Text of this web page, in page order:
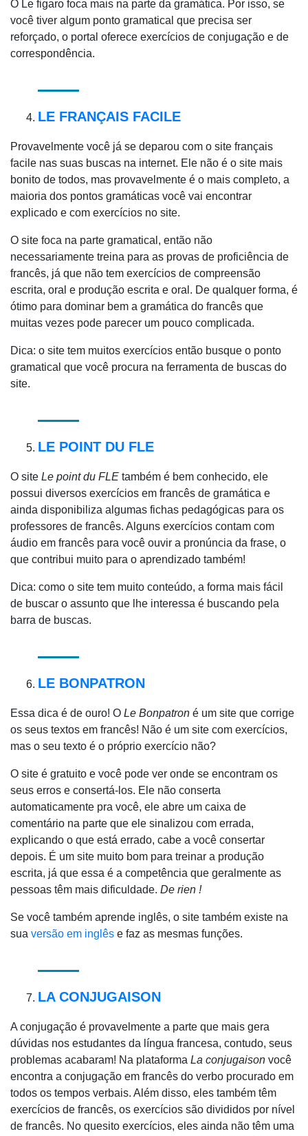
O Le figaro foca mais na parte da gramática. Por isso, se
você tiver algum ponto gramatical que precisa ser
reforçado, o portal oferece exercícios de conjugação e de
correspondência.
LE FRANÇAIS FACILE
Provavelmente você já se deparou com o site français
facile nas suas buscas na internet. Ele não é o site mais
bonito de todos, mas provavelmente é o mais completo, a
maioria dos pontos gramáticas você vai encontrar
explicado e com exercícios no site.
O site foca na parte gramatical, então não
necessariamente treina para as provas de proficiência de
francês, já que não tem exercícios de compreensão
escrita, oral e produção escrita e oral. De qualquer forma, é
ótimo para dominar bem a gramática do francês que
muitas vezes pode parecer um pouco complicada.
Dica: o site tem muitos exercícios então busque o ponto
gramatical que você procura na ferramenta de buscas do
site.
LE POINT DU FLE
O site Le point du FLE também é bem conhecido, ele
possui diversos exercícios em francês de gramática e
ainda disponibiliza algumas fichas pedagógicas para os
professores de francês. Alguns exercícios contam com
áudio em francês para você ouvir a pronúncia da frase, o
que contribui muito para o aprendizado também!
Dica: como o site tem muito conteúdo, a forma mais fácil
de buscar o assunto que lhe interessa é buscando pela
barra de buscas.
LE BONPATRON
Essa dica é de ouro! O Le Bonpatron é um site que corrige
os seus textos em francês! Não é um site com exercícios,
mas o seu texto é o próprio exercício não?
O site é gratuito e você pode ver onde se encontram os
seus erros e consertá-los. Ele não conserta
automaticamente pra você, ele abre um caixa de
comentário na parte que ele sinalizou com errada,
explicando o que está errado, cabe a você consertar
depois. É um site muito bom para treinar a produção
escrita, já que essa é a competência que geralmente as
pessoas têm mais dificuldade. De rien !
Se você também aprende inglês, o site também existe na
sua versão em inglês e faz as mesmas funções.
LA CONJUGAISON
A conjugação é provavelmente a parte que mais gera
dúvidas nos estudantes da língua francesa, contudo, seus
problemas acabaram! Na plataforma La conjugaison você
encontra a conjugação em francês do verbo procurado em
todos os tempos verbais. Além disso, eles também têm
exercícios de francês, os exercícios são divididos por nível
de francês. No quesito exercícios, eles ainda não têm uma